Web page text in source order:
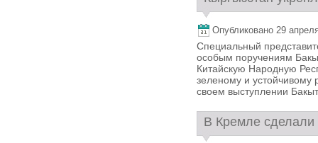
Опубликовано 29
Специальный
особым поручениям
Китайскую Народную
зеленому и устойчивому
своем выступлении
В Кремле сделали